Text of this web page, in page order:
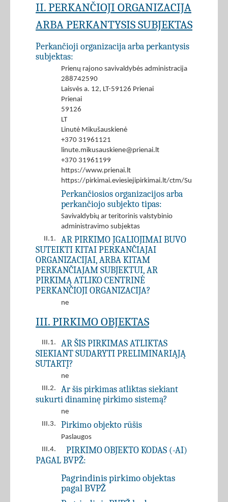
II. PERKANČIOJI ORGANIZACIJA
ARBA PERKANTYSIS SUBJEKTAS
Perkančioji organizacija arba perkantysis
subjektas:
Prienų rajono savivaldybės administracija
288742590
Laisvės a. 12, LT-59126 Prienai
Prienai
59126
LT
Linutė Mikušauskienė
+370 31961121
linute.mikusauskiene@prienai.lt
+370 31961199
https://www.prienai.lt
https://pirkimai.eviesiejipirkimai.lt/ctm/Supplier/
Perkančiosios organizacijos arba
perkančiojo subjekto tipas:
Savivaldybių ar teritorinis valstybinio
administravimo subjektas
II.1.
AR PIRKIMO ĮGALIOJIMAI BUVO
SUTEIKTI KITAI PERKANČIAJAI
ORGANIZACIJAI, ARBA KITAM
PERKANČIAJAM SUBJEKTUI, AR
PIRKIMĄ ATLIKO CENTRINĖ
PERKANČIOJI ORGANIZACIJA?
ne
III. PIRKIMO OBJEKTAS
III.1.
AR ŠIS PIRKIMAS ATLIKTAS
SIEKIANT SUDARYTI PRELIMINARIĄJĄ
SUTARTĮ?
ne
III.2.
Ar šis pirkimas atliktas siekiant
sukurti dinaminę pirkimo sistemą?
ne
III.3.
Pirkimo objekto rūšis
Paslaugos
III.4.
PIRKIMO OBJEKTO KODAS (-AI)
PAGAL BVPŽ:
Pagrindinis pirkimo objektas
pagal BVPŽ